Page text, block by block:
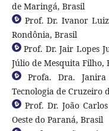
de Maringá, Brasil
Prof. Dr. Ivanor Luiz
Rondônia, Brasil
Prof. Dr. Jair Lopes
Júlio de Mesquita Filho,
Profa. Dra. Janira
Tecnologia de Cruzeiro
Prof. Dr. João
Oeste do Paraná, Brasil